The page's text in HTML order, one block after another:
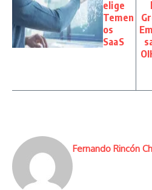
elige
Temen
os
SaaS
Fernando Rincón